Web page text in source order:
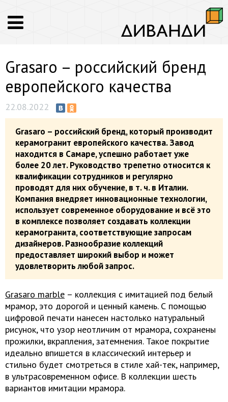
Grasaro – российский бренд
европейского качества
22.08.2022
Grasaro – российский бренд, который производит
керамогранит европейского качества. Завод
находится в Самаре, успешно работает уже
более 20 лет. Руководство трепетно относится к
квалификации сотрудников и регулярно
проводят для них обучение, в т. ч. в Италии.
Компания внедряет инновационные технологии,
использует современное оборудование и всё это
в комплексе позволяет создавать коллекции
керамогранита, соответствующие запросам
дизайнеров. Разнообразие коллекций
предоставляет широкий выбор и может
удовлетворить любой запрос.
Grasaro marble – коллекция с имитацией под белый
мрамор, это дорогой и ценный камень. С помощью
цифровой печати нанесен настолько натуральный
рисунок, что узор неотличим от мрамора, сохранены
прожилки, вкрапления, затемнения. Такое покрытие
идеально впишется в классический интерьер и
стильно будет смотреться в стиле хай-тек, например,
в ультрасовременном офисе. В коллекции шесть
вариантов имитации мрамора.